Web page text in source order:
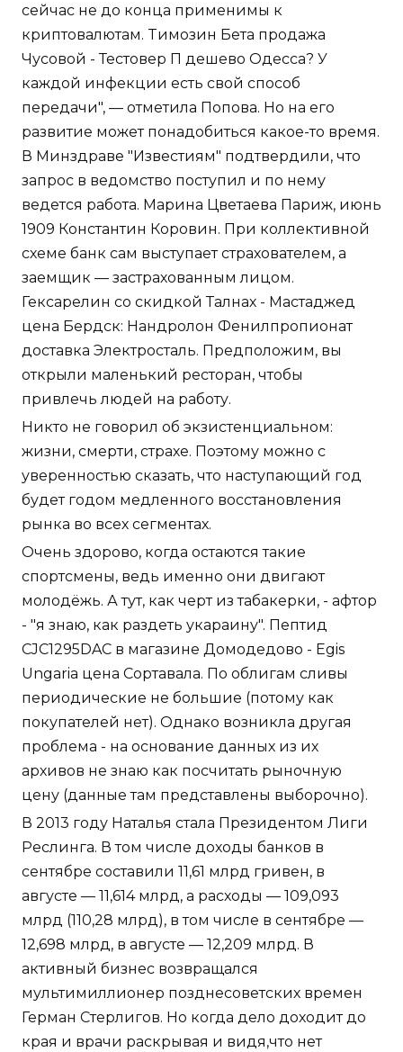
сейчас не до конца применимы к
криптовалютам. Tимозин Бета продажа
Чусовой - Тестовер П дешево Одесса? У
каждой инфекции есть свой способ
передачи", — отметила Попова. Но на его
развитие может понадобиться какое-то время.
В Минздраве "Известиям" подтвердили, что
запрос в ведомство поступил и по нему
ведется работа. Марина Цветаева Париж, июнь
1909 Константин Коровин. При коллективной
схеме банк сам выступает страхователем, а
заемщик — застрахованным лицом.
Гексарелин со скидкой Талнах - Мастаджед
цена Бердск: Нандролон Фенилпропионат
доставка Электросталь. Предположим, вы
открыли маленький ресторан, чтобы
привлечь людей на работу.
Никто не говорил об экзистенциальном:
жизни, смерти, страхе. Поэтому можно с
уверенностью сказать, что наступающий год
будет годом медленного восстановления
рынка во всех сегментах.
Очень здорово, когда остаются такие
спортсмены, ведь именно они двигают
молодёжь. А тут, как черт из табакерки, - афтор
- "я знаю, как раздеть укараину". Пептид
CJC1295DAC в магазине Домодедово - Egis
Ungaria цена Сортавала. По облигам сливы
периодические не большие (потому как
покупателей нет). Однако возникла другая
проблема - на основание данных из их
архивов не знаю как посчитать рыночную
цену (данные там представлены выборочно).
В 2013 году Наталья стала Президентом Лиги
Реслинга. В том числе доходы банков в
сентябре составили 11,61 млрд гривен, в
августе — 11,614 млрд, а расходы — 109,093
млрд (110,28 млрд), в том числе в сентябре —
12,698 млрд, в августе — 12,209 млрд. В
активный бизнес возвращался
мультимиллионер позднесоветских времен
Герман Стерлигов. Но когда дело доходит до
края и врачи раскрывая и видя,что нет